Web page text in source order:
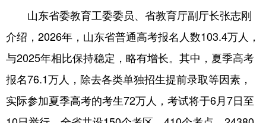
图片 中央文件 金融 汽车
食品 人居 信息化 乡村振兴
溯源中国 城市 旅游 能源
会展 彩票 娱乐 时尚
山东省委教育工委委员、省教育厅副厅长张志刚
介绍，2026年，山东省普通高考报名人数103.4万人，
与2025年相比保持稳定，略有增长。其中，夏季高考
报名76.1万人，除去各类单独招生提前录取等因素，
实际参加夏季高考的考生72万人，考试将于6月7日至